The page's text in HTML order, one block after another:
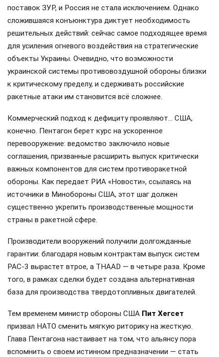
поставок ЗУР, и Россия не стала исключением. Однако
сложившаяся конъюнктура диктует необходимость
решительных действий: сейчас самое подходящее время
для усиления огневого воздействия на стратегические
объекты Украины. Очевидно, что возможности
украинской системы противовоздушной обороны близки
к критическому пределу, и сдерживать российские
ракетные атаки им становится всё сложнее.
Коммерческий подход к дефициту проявляют… США,
конечно. Пентагон берет курс на ускоренное
перевооружение: ведомство заключило новые
соглашения, призванные расширить выпуск критически
важных компонентов для систем противоракетной
обороны. Как передает РИА «Новости», ссылаясь на
источники в Минобороны США, этот шаг должен
существенно укрепить производственные мощности
страны в ракетной сфере.
Производители вооружений получили долгожданные
гарантии: благодаря новым контрактам выпуск систем
PAC-3 вырастет втрое, а THAAD — в четыре раза. Кроме
того, в рамках сделки будет создана альтернативная
база для производства твердотопливных двигателей.
Тем временем министр обороны США Пит Хегсет
призвал НАТО сменить мягкую риторику на жесткую.
Глава Пентагона настаивает на том, что альянсу пора
вспомнить о своем истинном предназначении — стать